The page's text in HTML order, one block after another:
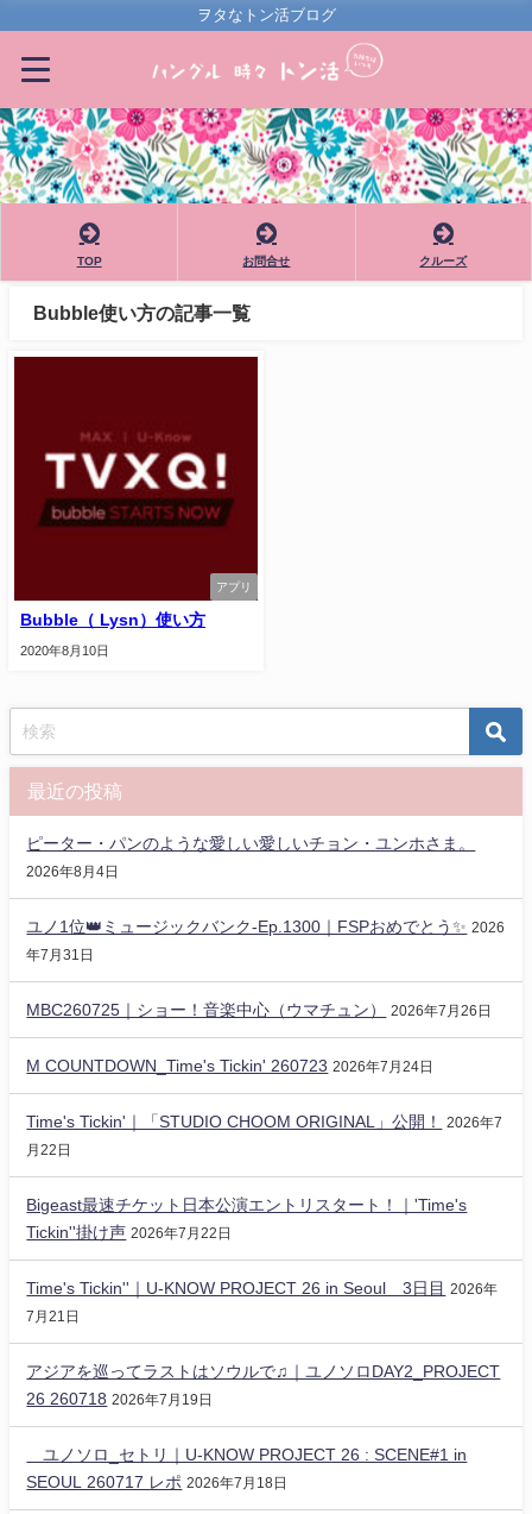
ヲタなトン活ブログ
TOP お問合せ クルーズ
Bubble使い方の記事一覧
アプリ
Bubble（ Lysn）使い方
2020年8月10日
最近の投稿
ピーター・パンのような愛しい愛しいチョン・ユンホさま。
2026年8月4日
ユノ1位👑ミュージックバンク-Ep.1300｜FSPおめでとう✨️ 2026
年7月31日
MBC260725｜ショー！音楽中心（ウマチュン） 2026年7月26日
M COUNTDOWN_Time's Tickin' 260723 2026年7月24日
Time's Tickin'｜「STUDIO CHOOM ORIGINAL」公開！
2026年7
月22日
Bigeast最速チケット日本公演エントリスタート！｜'Time's
Tickin''掛け声 2026年7月22日
Time's Tickin''｜U-KNOW PROJECT 26 in Seoul 3日目
2026年
7月21日
アジアを巡ってラストはソウルで♫｜ユノソロDAY2_PROJECT
26 260718 2026年7月19日
ユノソロ_セトリ｜U-KNOW PROJECT 26 : SCENE#1 in
SEOUL 260717 レポ 2026年7月18日